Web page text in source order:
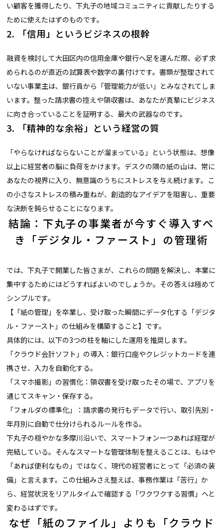
い顧客を獲得したり、下丸子の地域コミュニティに貢献したりする
ために使えたはずのものです。
2. 「信用」というビジネスの根幹
融資を検討して大田区内の信用金庫や銀行へ足を運んだ際、必ず求
められるのが直近の試算表や数字の裏付けです。書類が整理されて
いない事業主は、銀行員から「管理能力が低い」とみなされてしま
います。整った請求書の控えや領収書は、あなたが真摯にビジネス
に向き合っていることを証明する、最大の武器なのです。
3. 「精神的な余裕」という経営の質
「やらなければならないことが溜まっている」という状態は、想像
以上に経営者の脳に負荷をかけます。デスクの隅の紙の山は、常に
あなたの視界に入り、無意識のうちにストレスを与え続けます。こ
の小さなストレスの積み重ねが、創造的なアイデアを阻害し、重要
な決断を鈍らせることになります。
結論：下丸子の事業者が今すぐ導入すべ
き「デジタル・ファースト」の管理術
では、下丸子で開業した皆さまが、これらの問題を解決し、本業に
集中するためにはどうすればよいのでしょうか。その答えは極めて
シンプルです。
【「紙の管理」を卒業し、受け取った瞬間にデータ化する「デジタ
ル・ファースト」の仕組みを構築すること】です。
具体的には、以下の3つの柱を軸にした運用を推奨します。
「クラウド会計ソフト」の導入：銀行口座やクレジットカードを連
携させ、入力を自動化する。
「スマホ撮影」の習慣化：領収書を受け取ったその場で、アプリを
通じてスキャン・保存する。
「フォルダの標準化」：請求書の発行もデータで行い、取引先別・
年月別に自動で仕分けられるルールを作る。
下丸子の穏やかな多摩川沿いで、スマートフォン一つあれば経理が
完結している。そんなスマートな管理体制を整えることは、もはや
「あれば便利なもの」ではなく、現代の経営者にとって「必須の装
備」と言えます。この仕組みさえ整えば、事務作業は「苦行」か
ら、経営状況をリアルタイムで確認する「ワクワクする習慣」へと
変わるはずです。
なぜ「紙のファイル」よりも「クラウド